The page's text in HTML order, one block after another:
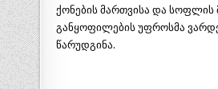
ქონების მართვისა და სოფლის
განყოფილების უფროსმა
წარუდგინა.